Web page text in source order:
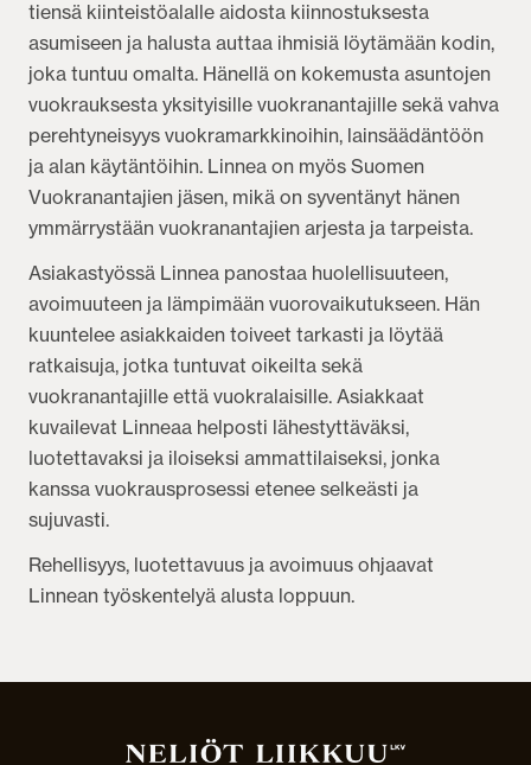
tiensä kiinteistöalalle aidosta kiinnostuksesta
asumiseen ja halusta auttaa ihmisiä löytämään kodin,
joka tuntuu omalta. Hänellä on kokemusta asuntojen
vuokrauksesta yksityisille vuokranantajille sekä vahva
perehtyneisyys vuokramarkkinoihin, lainsäädäntöön
ja alan käytäntöihin. Linnea on myös Suomen
Vuokranantajien jäsen, mikä on syventänyt hänen
ymmärrystään vuokranantajien arjesta ja tarpeista.
Asiakastyössä Linnea panostaa huolellisuuteen,
avoimuuteen ja lämpimään vuorovaikutukseen. Hän
kuuntelee asiakkaiden toiveet tarkasti ja löytää
ratkaisuja, jotka tuntuvat oikeilta sekä
vuokranantajille että vuokralaisille. Asiakkaat
kuvailevat Linneaa helposti lähestyttäväksi,
luotettavaksi ja iloiseksi ammattilaiseksi, jonka
kanssa vuokrausprosessi etenee selkeästi ja
sujuvasti.
Rehellisyys, luotettavuus ja avoimuus ohjaavat
Linnean työskentelyä alusta loppuun.
Vuokrat Liikkuu